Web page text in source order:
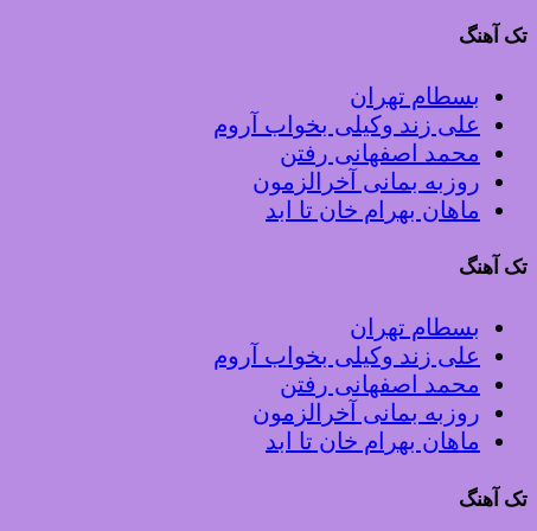
تک آهنگ
بسطام تهران
علی زند وکیلی بخواب آروم
محمد اصفهانی رفتن
روزبه بمانی آخرالزمون
ماهان بهرام خان تا ابد
تک آهنگ
بسطام تهران
علی زند وکیلی بخواب آروم
محمد اصفهانی رفتن
روزبه بمانی آخرالزمون
ماهان بهرام خان تا ابد
تک آهنگ